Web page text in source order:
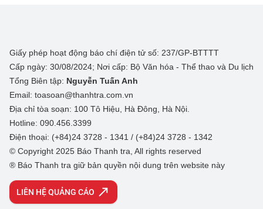
Giấy phép hoạt động báo chí điện tử số: 237/GP-BTTTT
Cấp ngày: 30/08/2024; Nơi cấp: Bộ Văn hóa - Thể thao và Du lịch
Tổng Biên tập: Nguyễn Tuấn Anh
Email: toasoan@thanhtra.com.vn
Địa chỉ tòa soạn: 100 Tô Hiệu, Hà Đông, Hà Nội.
Hotline: 090.456.3399
Điện thoại: (+84)24 3728 - 1341 / (+84)24 3728 - 1342
© Copyright 2025 Báo Thanh tra, All rights reserved
® Báo Thanh tra giữ bản quyền nội dung trên website này
LIÊN HỆ QUẢNG CÁO